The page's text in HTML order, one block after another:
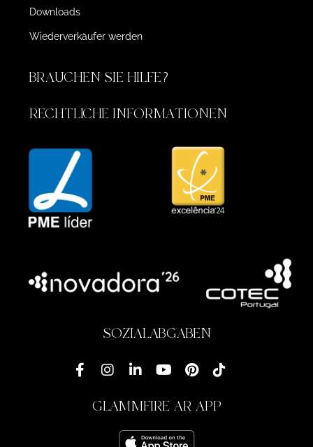
Downloads
Wiederverkäufer werden
BRAUCHEN SIE HILFE?
RECHTLICHE INFORMATIONEN
SOZIALABGABEN
GLAMMFIRE AR APP